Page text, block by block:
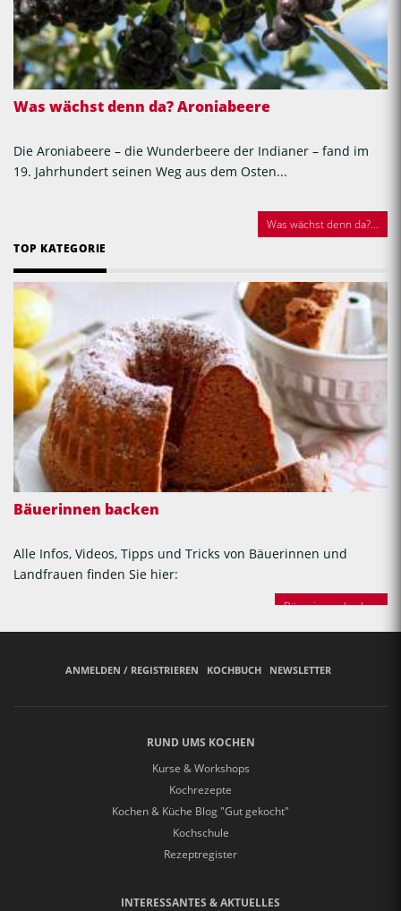
Was wächst denn da? Aroniabeere
Die Aroniabeere – die Wunderbeere der Indianer – fand im
19. Jahrhundert seinen Weg aus dem Osten...
Was wächst denn da?...
TOP KATEGORIE
Bäuerinnen backen
Alle Infos, Videos, Tipps und Tricks von Bäuerinnen und
Landfrauen finden Sie hier:
Bäuerinnen backen
ANMELDEN / REGISTRIEREN KOCHBUCH NEWSLETTER
RUND UMS KOCHEN
Kurse & Workshops
Kochrezepte
Kochen & Küche Blog "Gut gekocht"
Kochschule
Rezeptregister
INTERESSANTES & AKTUELLES